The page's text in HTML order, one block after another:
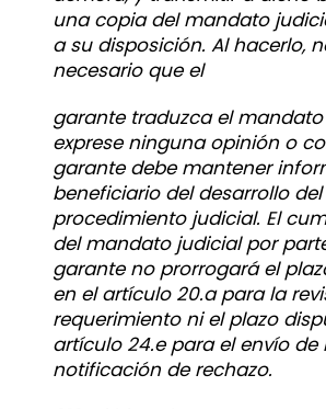
una copia del mandato
a su disposición. Al hacerlo,
necesario que el
garante traduzca el
exprese ninguna opinión o
garante debe mantener
beneficiario del desarrollo del
procedimiento judicial. El
del mandato judicial por
garante no prorrogará el
en el artículo 20.a para la
requerimiento ni el plazo
artículo 24.e para el envío de
notificación de rechazo.